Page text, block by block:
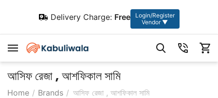
Delivery Charge: Free
Login/Register
Vendor ▼
আসিফ রেজা , আশফিকাল সামি
Home / Brands / আসিফ রেজা , আশফিকাল সামি